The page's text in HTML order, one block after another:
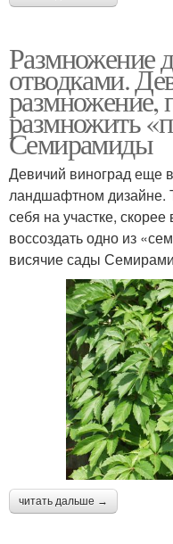
Размножение
отводками.
размножение,
размножить
Семирамиды
Девичий виноград еще
ландшафтном дизайне.
себя на участке,
воссоздать одно из
висячие сады
читать дальше →